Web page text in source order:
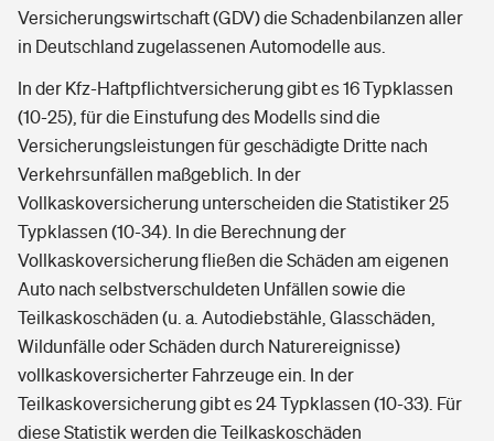
Versicherungswirtschaft (GDV) die Schadenbilanzen aller
in Deutschland zugelassenen Automodelle aus.
In der Kfz-Haftpflichtversicherung gibt es 16 Typklassen
(10-25), für die Einstufung des Modells sind die
Versicherungsleistungen für geschädigte Dritte nach
Verkehrsunfällen maßgeblich. In der
Vollkaskoversicherung unterscheiden die Statistiker 25
Typklassen (10-34). In die Berechnung der
Vollkaskoversicherung fließen die Schäden am eigenen
Auto nach selbstverschuldeten Unfällen sowie die
Teilkaskoschäden (u. a. Autodiebstähle, Glasschäden,
Wildunfälle oder Schäden durch Naturereignisse)
vollkaskoversicherter Fahrzeuge ein. In der
Teilkaskoversicherung gibt es 24 Typklassen (10-33). Für
diese Statistik werden die Teilkaskoschäden